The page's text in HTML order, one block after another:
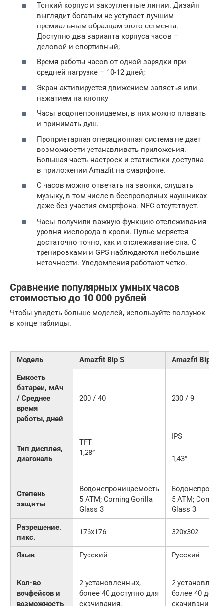
Тонкий корпус и закругленные линии. Дизайн
выглядит богатым не уступает лучшим
премиальным образцам этого сегмента.
Доступно два варианта корпуса часов –
деловой и спортивный;
Время работы часов от одной зарядки при
средней нагрузке – 10-12 дней;
Экран активируется движением запястья или
нажатием на кнопку.
Часы водонепроницаемы, в них можно плавать
и принимать душ.
Проприетарная операционная система не дает
возможности устанавливать приложения.
Большая часть настроек и статистики доступна
в приложении Amazfit на смартфоне.
С часов можно отвечать на звонки, слушать
музыку, в том числе в беспроводных наушниках
даже без участия смартфона. NFC отсутствует.
Часы получили важную функцию отслеживания
уровня кислорода в крови. Пульс меряется
достаточно точно, как и отслеживание сна. С
тренировками и GPS наблюдаются небольшие
неточности. Уведомления работают четко.
Сравнение популярных умных часов
стоимостью до 10 000 рублей
Чтобы увидеть больше моделей, используйте ползунок
в конце таблицы.
Модель Amazfit Bip S
Amazfit Bip U
Емкость
батареи, мАч
/ Среднее
время
работы, дней
200 / 40 230 / 9
Тип дисплея,
диагональ
TFT
1,28”
IPS
1,43”
Степень
защиты
Водонепроницаемость
5 АТМ; Corning Gorilla
Glass 3
5 АТМ;
Glass 3
Разрешение,
пикс.
176х176 320х302
Язык Русский Русский
Кол-во
вочфейсов и
возможность
2 установленных,
более 40 доступно для
скачивания,
2
более 40
скачивания,